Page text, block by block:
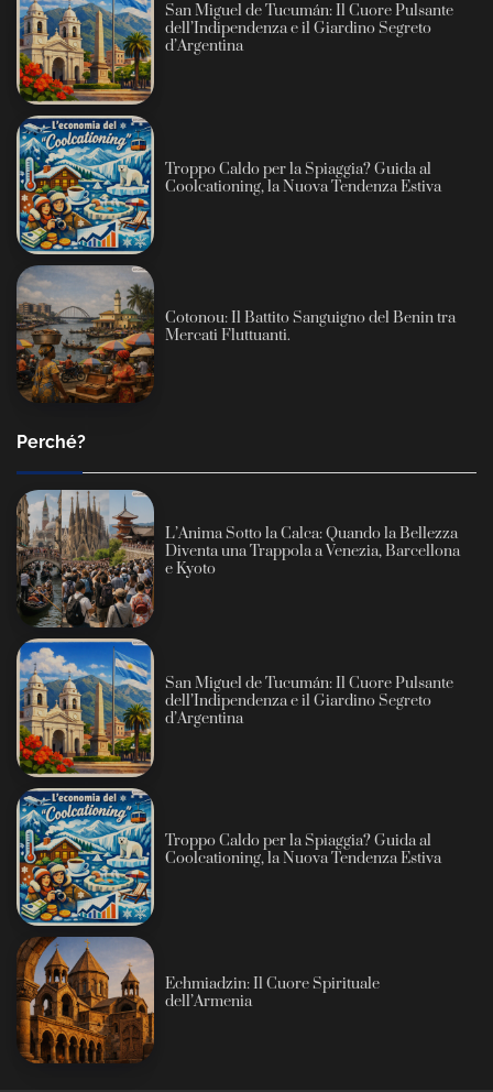
San Miguel de Tucumán: Il Cuore Pulsante
dell’Indipendenza e il Giardino Segreto
d’Argentina
Troppo Caldo per la Spiaggia? Guida al
Coolcationing, la Nuova Tendenza Estiva
Cotonou: Il Battito Sanguigno del Benin tra
Mercati Fluttuanti.
Perché?
L’Anima Sotto la Calca: Quando la Bellezza
Diventa una Trappola a Venezia, Barcellona
e Kyoto
San Miguel de Tucumán: Il Cuore Pulsante
dell’Indipendenza e il Giardino Segreto
d’Argentina
Troppo Caldo per la Spiaggia? Guida al
Coolcationing, la Nuova Tendenza Estiva
Echmiadzin: Il Cuore Spirituale
dell’Armenia